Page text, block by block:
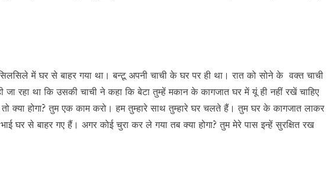
में घर से बाहर गया था। बन्टू अपनी चाची के घर पर ही था। रात को सोने के वक्त चाची
रहा था कि उसकी चाची ने कहा कि बेटा तुम्हें मकान के कागजात घर में यूं ही नहीं रखें चाहिए
क्या होगा? तुम एक काम करो। हम तुम्हारे साथ तुम्हारे घर चलते हैं। तुम घर के कागजात लाकर
घर से बाहर गए हैं। अगर कोई चुरा कर ले गया तब क्या होगा? तुम मेरे पास इन्हें सुरक्षित रख